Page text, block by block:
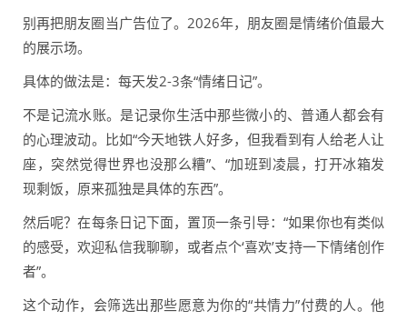
别再把朋友圈当广告位了。2026年，朋友圈是情绪价值最大
的展示场。
具体的做法是：每天发2-3条“情绪日记”。
不是记流水账。是记录你生活中那些微小的、普通人都会有
的心理波动。比如“今天地铁人好多，但我看到有人给老人让
座，突然觉得世界也没那么糟”、“加班到凌晨，打开冰箱发
现剩饭，原来孤独是具体的东西”。
然后呢？在每条日记下面，置顶一条引导：“如果你也有类似
的感受，欢迎私信我聊聊，或者点个‘喜欢’支持一下情绪创作
者”。
这个动作，会筛选出那些愿意为你的“共情力”付费的人。他